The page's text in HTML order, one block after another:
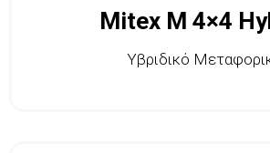
Mitex M 4×4
Υβριδικό